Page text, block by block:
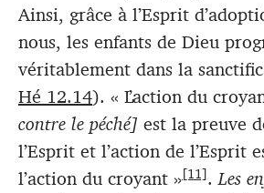
Ainsi, grâce à l’Esprit
nous, les enfants de Dieu
véritablement dans la
Hé 12.14). « L’action du
contre le péché] est la preuve
l’Esprit et l’action de l’Esprit
l’action du croyant »[11].Les